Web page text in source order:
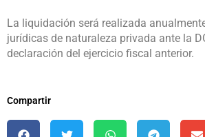
La liquidación será realizada
jurídicas de naturaleza privada ante la
declaración del ejercicio fiscal anterior.
Compartir